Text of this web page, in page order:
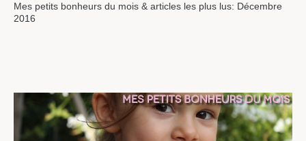
Mes petits bonheurs du mois & articles les plus lus: Décembre
2016